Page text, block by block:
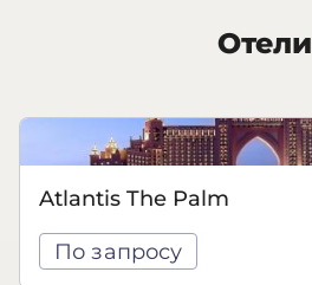
Отели
Atlantis The Palm
По запросу